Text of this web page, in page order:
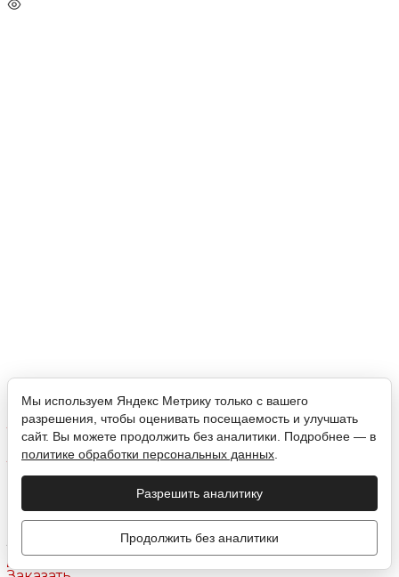
ФАРГО Стеллаж ЛДСП Персидский жемчуг/МДФ
33 190 ₽
33 190 ₽
Подробнее
Мы используем Яндекс Метрику только с вашего
разрешения, чтобы оценивать посещаемость и улучшать
сайт. Вы можете продолжить без аналитики. Подробнее — в
политике обработки персональных данных
Разрешить аналитику
Продолжить без аналитики